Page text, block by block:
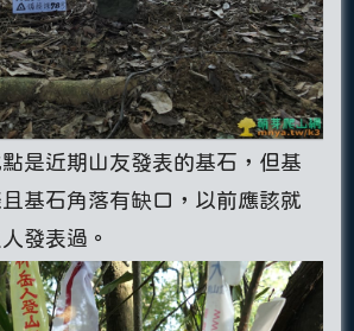
是近期山友發表的基石，但基
基石角落有缺口，以前應該就
發表過。